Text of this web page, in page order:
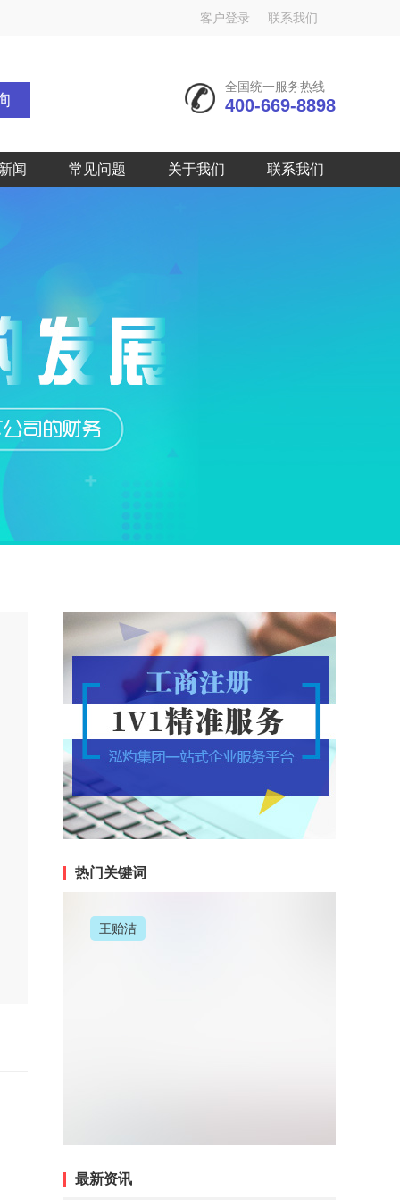
客户登录 联系我们
全国统一服务热线
400-669-8898
闻 常见问题 关于我们 联系我们
热门关键词
王贻洁
最新资讯